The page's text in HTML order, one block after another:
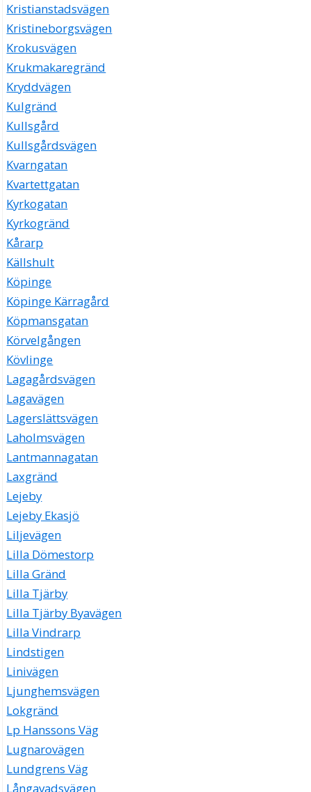
Kristianstadsvägen
Kristineborgsvägen
Krokusvägen
Krukmakaregränd
Kryddvägen
Kulgränd
Kullsgård
Kullsgårdsvägen
Kvarngatan
Kvartettgatan
Kyrkogatan
Kyrkogränd
Kårarp
Källshult
Köpinge
Köpinge Kärragård
Köpmansgatan
Körvelgången
Kövlinge
Lagagårdsvägen
Lagavägen
Lagerslättsvägen
Laholmsvägen
Lantmannagatan
Laxgränd
Lejeby
Lejeby Ekasjö
Liljevägen
Lilla Dömestorp
Lilla Gränd
Lilla Tjärby
Lilla Tjärby Byavägen
Lilla Vindrarp
Lindstigen
Linivägen
Ljunghemsvägen
Lokgränd
Lp Hanssons Väg
Lugnarovägen
Lundgrens Väg
Långavadsvägen